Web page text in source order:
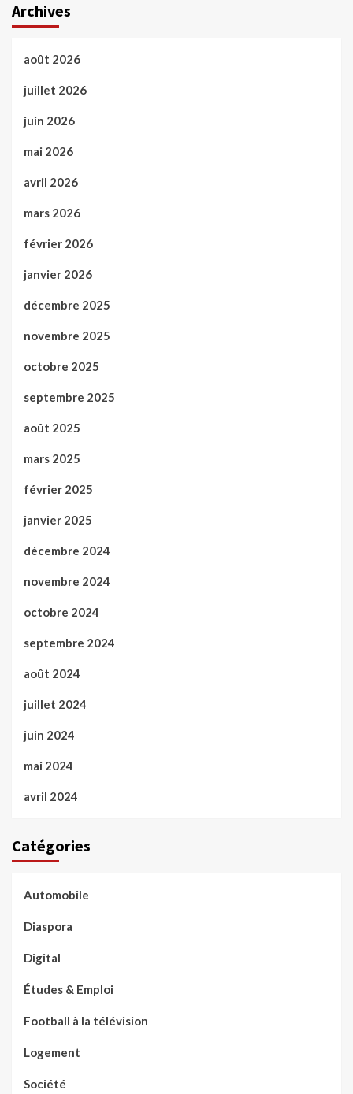
Archives
août 2026
juillet 2026
juin 2026
mai 2026
avril 2026
mars 2026
février 2026
janvier 2026
décembre 2025
novembre 2025
octobre 2025
septembre 2025
août 2025
mars 2025
février 2025
janvier 2025
décembre 2024
novembre 2024
octobre 2024
septembre 2024
août 2024
juillet 2024
juin 2024
mai 2024
avril 2024
Catégories
Automobile
Diaspora
Digital
Études & Emploi
Football à la télévision
Logement
Société